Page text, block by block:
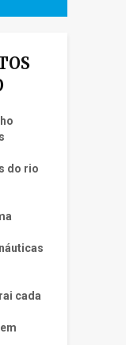
do rio
cada